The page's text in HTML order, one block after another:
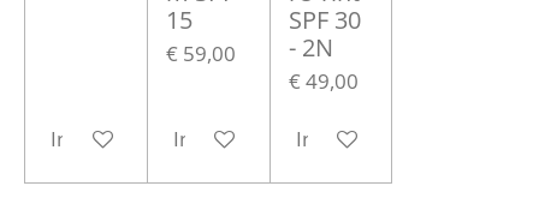
In winkelwagen
15
€ 59,00
In winkelwagen
SPF 30
- 2N
€ 49,00
In winkelwagen